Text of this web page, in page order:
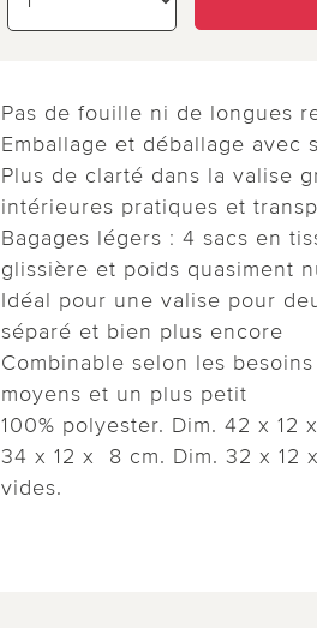
Pas de fouille ni de longues
Emballage et déballage avec
Plus de clarté dans la valise
intérieures pratiques et
Bagages légers : 4 sacs en
glissière et poids quasiment
Idéal pour une valise pour
séparé et bien plus encore
Combinable selon les
moyens et un plus petit
100% polyester. Dim. 42 x 12
34 x 12 x 8 cm. Dim. 32 x 12
vides.